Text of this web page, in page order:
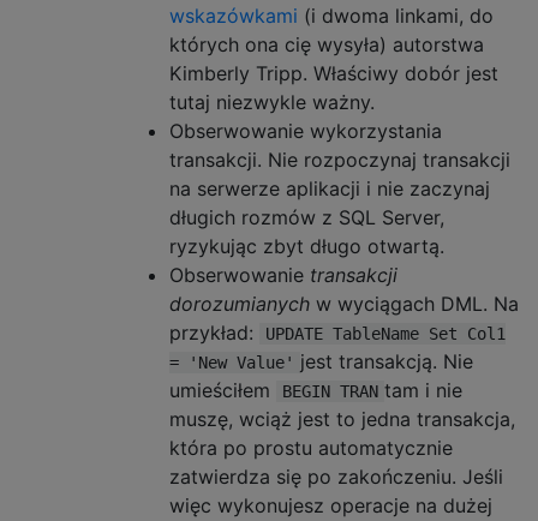
wskazówkami (i dwoma linkami, do
których ona cię wysyła) autorstwa
Kimberly Tripp. Właściwy dobór jest
tutaj niezwykle ważny.
Obserwowanie wykorzystania
transakcji. Nie rozpoczynaj transakcji
na serwerze aplikacji i nie zaczynaj
długich rozmów z SQL Server,
ryzykując zbyt długo otwartą.
Obserwowanie transakcji
dorozumianych w wyciągach DML. Na
przykład:
UPDATE TableName Set Col1
= 'New Value' jest transakcją. Nie
umieściłem
BEGIN TRAN tam i nie
muszę, wciąż jest to jedna transakcja,
która po prostu automatycznie
zatwierdza się po zakończeniu. Jeśli
więc wykonujesz operacje na dużej